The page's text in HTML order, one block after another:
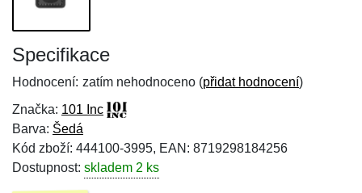
Specifikace
Hodnocení: zatím nehodnoceno (přidat hodnocení)
Značka: 101 Inc
Barva: Šedá
Kód zboží: 444100-3995, EAN: 8719298184256
Dostupnost: skladem 2 ks